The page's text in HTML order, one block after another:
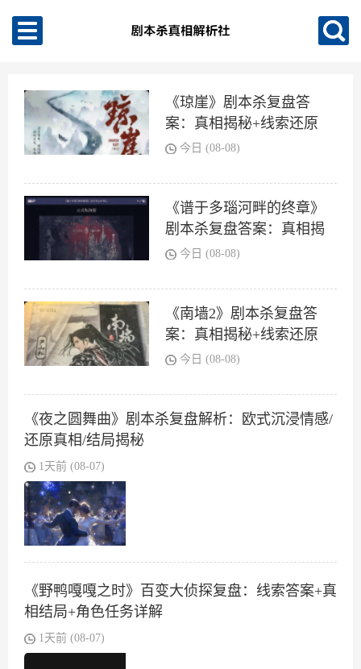
《琼崖》剧本杀复盘答
案：真相揭秘+线索还原
+结局任务
今日 (08-08)
《谱于多瑙河畔的终章》
剧本杀复盘答案：真相揭
秘+线索还原+结局任务
今日 (08-08)
《南墙2》剧本杀复盘答
案：真相揭秘+线索还原
+结局任务
今日 (08-08)
《夜之圆舞曲》剧本杀复盘解析：欧式沉浸情感/
还原真相/结局揭秘
1天前 (08-07)
《野鸭嘎嘎之时》百变大侦探复盘：线索答案+真
相结局+角色任务详解
1天前 (08-07)